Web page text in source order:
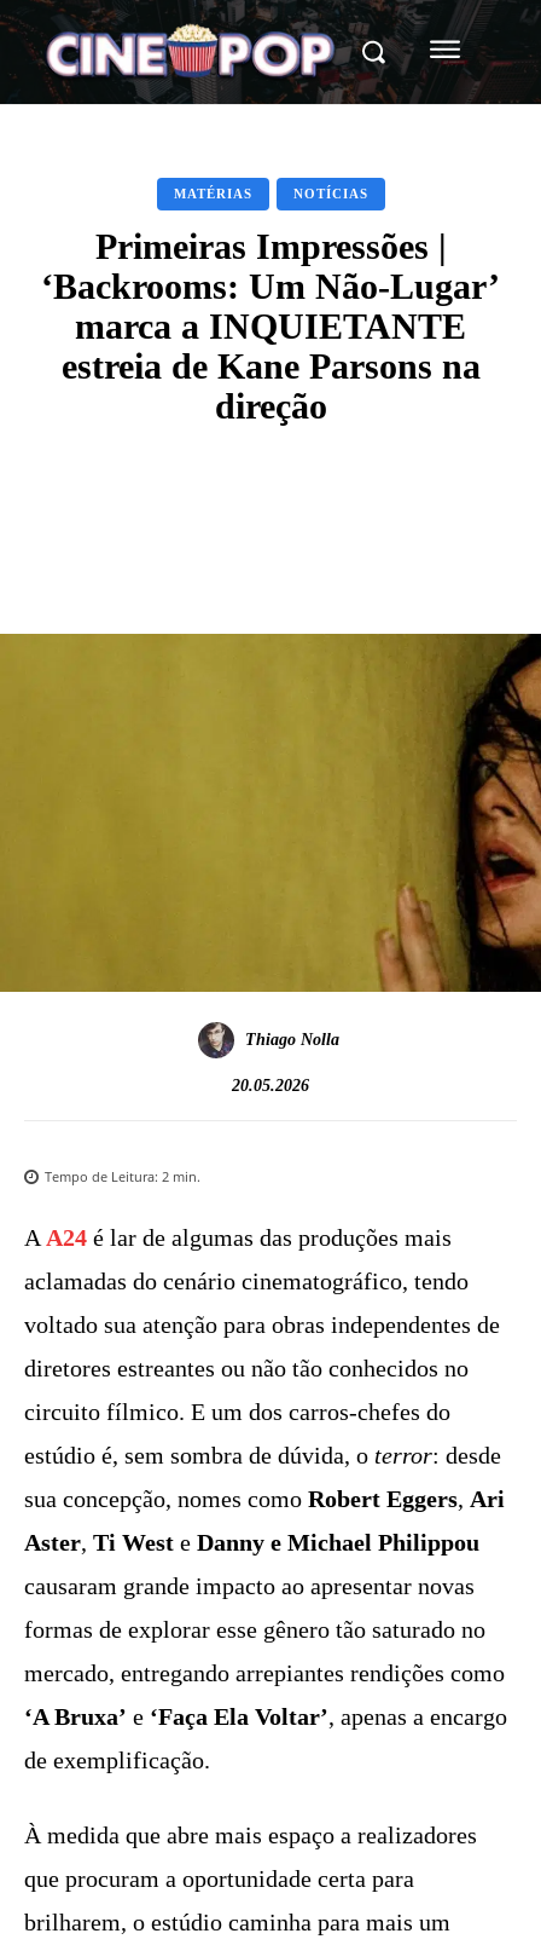
MATÉRIAS NOTÍCIAS
Primeiras Impressões |
‘Backrooms: Um Não-Lugar’
marca a INQUIETANTE
estreia de Kane Parsons na
direção
Thiago Nolla
20.05.2026
Tempo de Leitura: 2 min.
A A24 é lar de algumas das produções mais
aclamadas do cenário cinematográfico, tendo
voltado sua atenção para obras independentes de
diretores estreantes ou não tão conhecidos no
circuito fílmico. E um dos carros-chefes do
estúdio é, sem sombra de dúvida, o terror: desde
sua concepção, nomes como Robert Eggers, Ari
Aster, Ti West e Danny e Michael Philippou
causaram grande impacto ao apresentar novas
formas de explorar esse gênero tão saturado no
mercado, entregando arrepiantes rendições como
‘A Bruxa’ e ‘Faça Ela Voltar’, apenas a encargo
de exemplificação.
À medida que abre mais espaço a realizadores
que procuram a oportunidade certa para
brilharem, o estúdio caminha para mais um